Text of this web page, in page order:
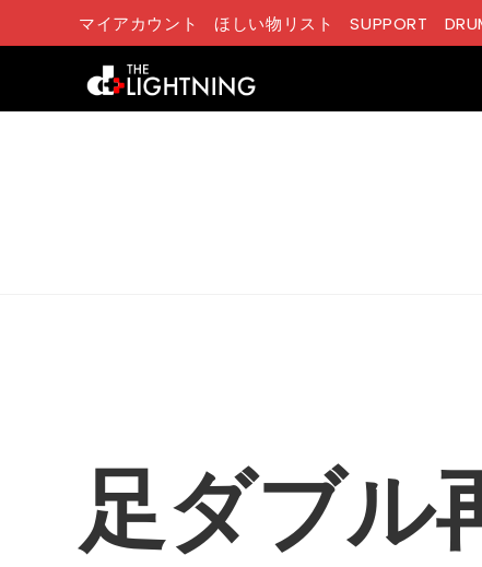
マイアカウント ほしい物リスト SUPPORT
足ダブル